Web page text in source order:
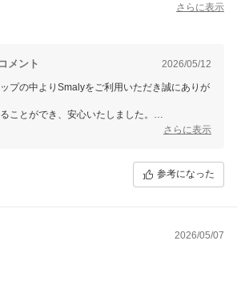
さらに表示
メント 2026/05/12
プの中よりSmalyをご利用いただき誠にありが
ことができ、安心いたしました。
ーをご記入いただき誠にありがとうございま
一同心よりお待ちしております。
さらに表示
参考になった
2026/05/07